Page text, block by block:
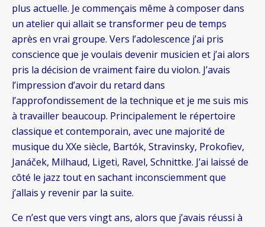
plus actuelle. Je commençais même à composer dans
un atelier qui allait se transformer peu de temps
après en vrai groupe. Vers l’adolescence j’ai pris
conscience que je voulais devenir musicien et j’ai alors
pris la décision de vraiment faire du violon. J’avais
l’impression d’avoir du retard dans
l’approfondissement de la technique et je me suis mis
à travailler beaucoup. Principalement le répertoire
classique et contemporain, avec une majorité de
musique du XXe siècle, Bartók, Stravinsky, Prokofiev,
Janáček, Milhaud, Ligeti, Ravel, Schnittke. J’ai laissé de
côté le jazz tout en sachant inconsciemment que
j’allais y revenir par la suite.
Ce n’est que vers vingt ans, alors que j’avais réussi à